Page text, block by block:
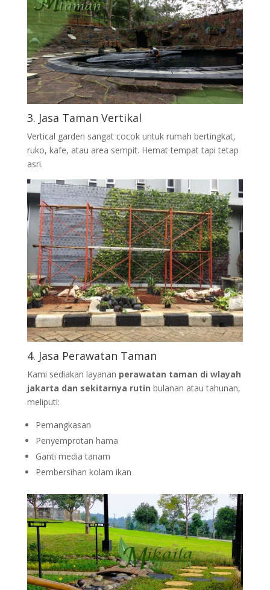
3. Jasa Taman Vertikal
Vertical garden sangat cocok untuk rumah bertingkat,
ruko, kafe, atau area sempit. Hemat tempat tapi tetap
asri.
4. Jasa Perawatan Taman
Kami sediakan layanan perawatan taman di wlayah
jakarta dan sekitarnya rutin bulanan atau tahunan,
meliputi:
Pemangkasan
Penyemprotan hama
Ganti media tanam
Pembersihan kolam ikan